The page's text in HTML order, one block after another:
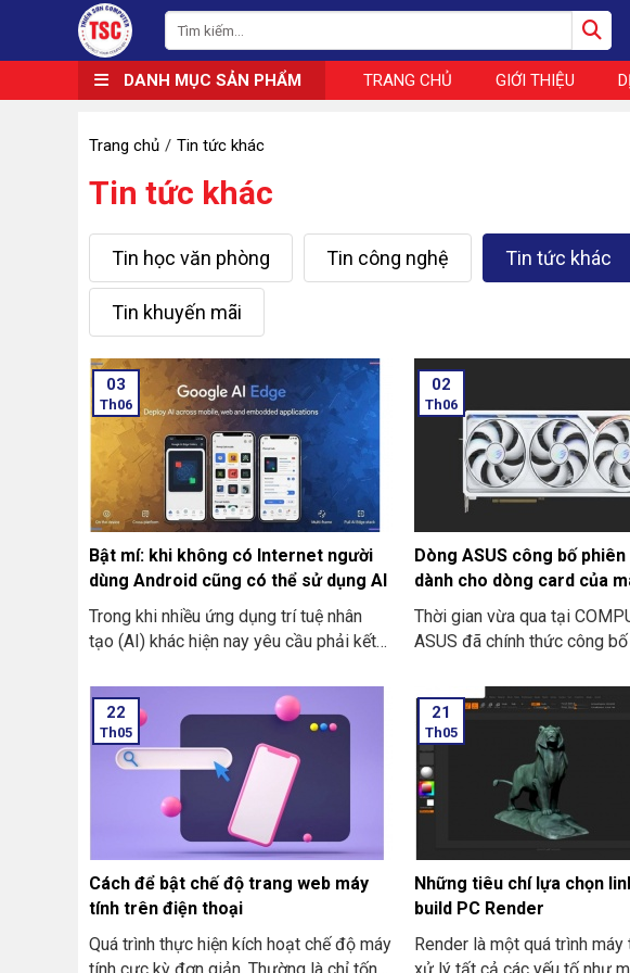
DANH MỤC SẢN PHẨM TRANG CHỦ GIỚI THIỆU
Trang chủ Tin tức khác
Tin tức khác
Tin học văn phòng Tin công nghệ Tin tức khác
Tin khuyến mãi
03
Th06
Bật mí: khi không có Internet người
dùng Android cũng có thể sử dụng AI
Trong khi nhiều ứng dụng trí tuệ nhân
tạo (AI) khác hiện nay yêu cầu phải kết
dụng Google đang mở ra một hướng đi
mới, đó là: mang sức mạnh AI đến thiết
bị cho người dùng mà không cần
Internet. Và ứng dụng mới mang tên là
Google AI Edge Gallery là minh chứng rõ
nét cho cái xu hướng “AI ngoại tuyến”.
Nó cho phép người dùng Android để trải
nghiệm các tính năng thông minh ngay
cả khi không có kết nối Wi-Fi hay dữ liệu
di động.
02
Th06
Dòng ASUS công bố
dành cho dòng card của
RTX 50 Series
Thời gian vừa qua tại
ASUS đã chính thức công
dòng card về đồ họa RTX
mình gồm những cái tên
Gaming và cả Prime.
22
Th05
Cách để bật chế độ trang web máy
tính trên điện thoại
Quá trình thực hiện kích hoạt chế độ máy
tính cực kỳ đơn giản. Thường là chỉ tốn
21
Th05
Những tiêu chí lựa chọn
build PC Render
Render là một quá trình máy
xử lý tất cả các yếu tố như